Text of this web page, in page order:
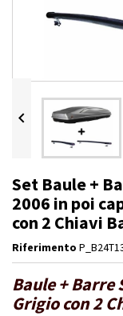

Set Baule +
2006 in poi
con 2 Chiavi
Riferimento
Baule + Barre
Grigio con 2